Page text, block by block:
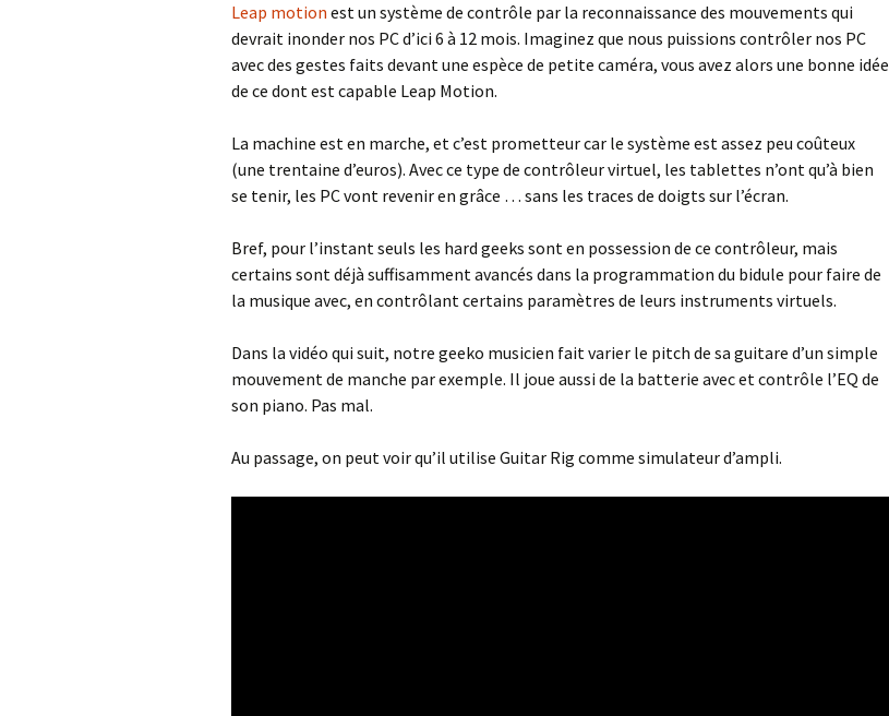
Leap motion est un système de contrôle par la reconnaissance des mouvements qui
devrait inonder nos PC d’ici 6 à 12 mois. Imaginez que nous puissions contrôler nos PC
avec des gestes faits devant une espèce de petite caméra, vous avez alors une bonne idée
de ce dont est capable Leap Motion.
La machine est en marche, et c’est prometteur car le système est assez peu coûteux
(une trentaine d’euros). Avec ce type de contrôleur virtuel, les tablettes n’ont qu’à bien
se tenir, les PC vont revenir en grâce … sans les traces de doigts sur l’écran.
Bref, pour l’instant seuls les hard geeks sont en possession de ce contrôleur, mais
certains sont déjà suffisamment avancés dans la programmation du bidule pour faire de
la musique avec, en contrôlant certains paramètres de leurs instruments virtuels.
Dans la vidéo qui suit, notre geeko musicien fait varier le pitch de sa guitare d’un simple
mouvement de manche par exemple. Il joue aussi de la batterie avec et contrôle l’EQ de
son piano. Pas mal.
Au passage, on peut voir qu’il utilise Guitar Rig comme simulateur d’ampli.